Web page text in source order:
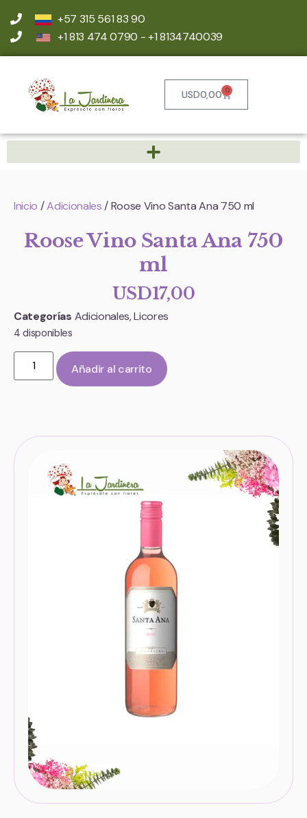
+57 315 561 83 90
+1 813 474 0790 - +1 8134740039
USD0,00 0
Inicio /Adicionales / Roose Vino Santa Ana 750 ml
Roose Vino Santa Ana 750
ml
USD17,00
Categorías Adicionales,Licores
4 disponibles
Añadir al carrito